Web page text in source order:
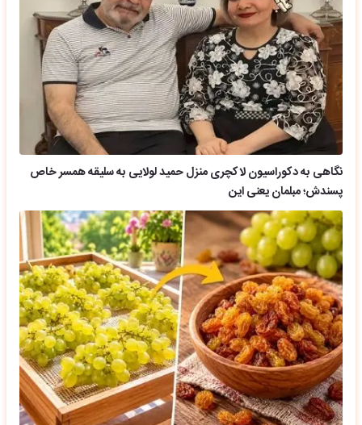
نگاهی به دکوراسیون لاکچری منزل حمید لولایی به سلیقه همسر خاص
پسندش؛ مبلمان یعنی این